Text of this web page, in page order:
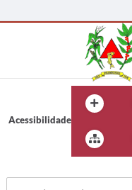
Acessibilidade